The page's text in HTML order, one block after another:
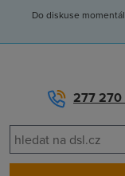
Do diskuse
277 270